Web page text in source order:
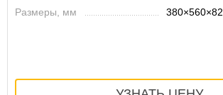
Размеры, мм 380×560×82